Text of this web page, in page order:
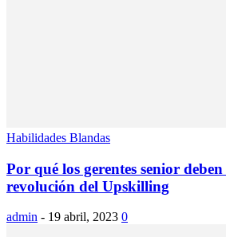
Habilidades Blandas
Por qué los gerentes senior
revolución del Upskilling
admin - 19 abril, 2023 0